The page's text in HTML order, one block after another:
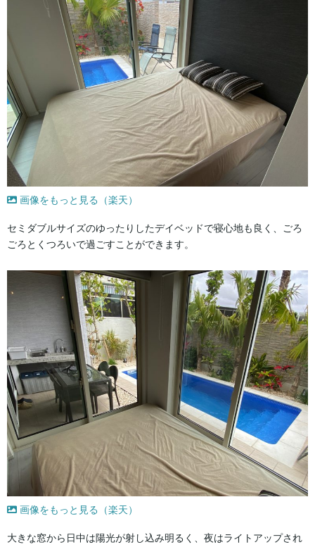
画像をもっと見る（楽天）
セミダブルサイズのゆったりしたデイベッドで寝心地も良く、ごろ
ごろとくつろいで過ごすことができます。
画像をもっと見る（楽天）
大きな窓から日中は陽光が射し込み明るく、夜はライトアップされ